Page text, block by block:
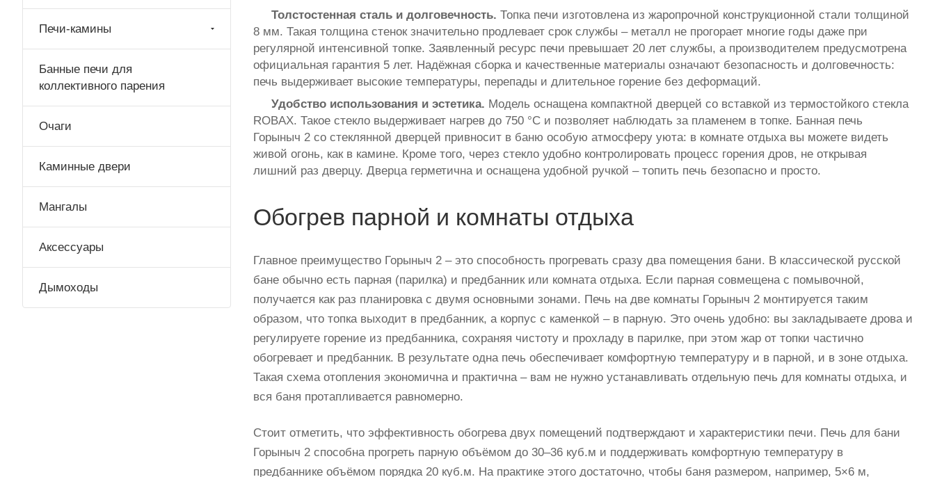
Толстостенная сталь и долговечность. Топка печи изготовлена из жаропрочной конструкционной стали толщиной
8 мм. Такая толщина стенок значительно продлевает срок службы – металл не прогорает многие годы даже при
регулярной интенсивной топке. Заявленный ресурс печи превышает 20 лет службы, а производителем предусмотрена
официальная гарантия 5 лет. Надёжная сборка и качественные материалы означают безопасность и долговечность:
печь выдерживает высокие температуры, перепады и длительное горение без деформаций.
Удобство использования и эстетика. Модель оснащена компактной дверцей со вставкой из термостойкого стекла
ROBAX. Такое стекло выдерживает нагрев до 750 °C и позволяет наблюдать за пламенем в топке. Банная печь
Горыныч 2 со стеклянной дверцей привносит в баню особую атмосферу уюта: в комнате отдыха вы можете видеть
живой огонь, как в камине. Кроме того, через стекло удобно контролировать процесс горения дров, не открывая
лишний раз дверцу. Дверца герметична и оснащена удобной ручкой – топить печь безопасно и просто.
Обогрев парной и комнаты отдыха
Главное преимущество Горыныч 2 – это способность прогревать сразу два помещения бани. В классической русской
бане обычно есть парная (парилка) и предбанник или комната отдыха. Если парная совмещена с помывочной,
получается как раз планировка с двумя основными зонами. Печь на две комнаты Горыныч 2 монтируется таким
образом, что топка выходит в предбанник, а корпус с каменкой – в парную. Это очень удобно: вы закладываете дрова и
регулируете горение из предбанника, сохраняя чистоту и прохладу в парилке, при этом жар от топки частично
обогревает и предбанник. В результате одна печь обеспечивает комфортную температуру и в парной, и в зоне отдыха.
Такая схема отопления экономична и практична – вам не нужно устанавливать отдельную печь для комнаты отдыха, и
вся баня протапливается равномерно.
Стоит отметить, что эффективность обогрева двух помещений подтверждают и характеристики печи. Печь для бани
Горыныч 2 способна прогреть парную объёмом до 30–36 куб.м и поддерживать комфортную температуру в
предбаннике объёмом порядка 20 куб.м. На практике этого достаточно, чтобы баня размером, например, 5×6 м,
Печи-камины
Банные печи для
коллективного парения
Очаги
Каминные двери
Мангалы
Аксессуары
Дымоходы